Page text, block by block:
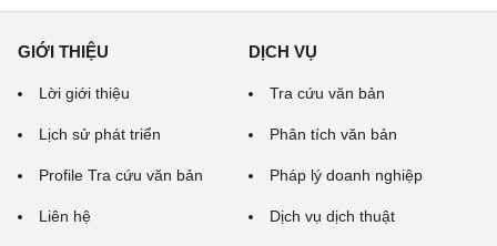
GIỚI THIỆU
Lời giới thiệu
Lịch sử phát triển
Profile Tra cứu văn bản
Liên hệ
DỊCH VỤ
Tra cứu văn bản
Phân tích văn bản
Pháp lý doanh nghiệp
Dịch vụ dịch thuật